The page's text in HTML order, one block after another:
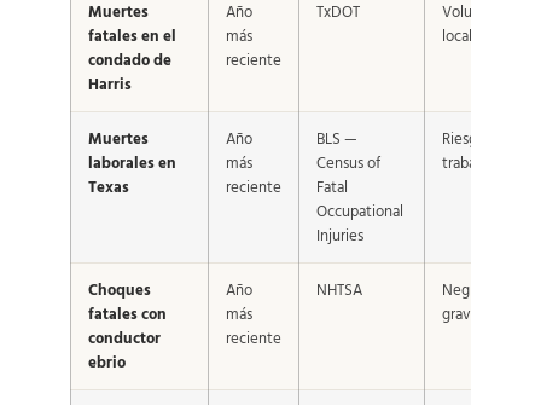
Muertes
fatales en el
condado de
Harris
Año
más
reciente
TxDOT
Volumen
local Houston
Muertes
laborales en
Texas
Año
más
reciente
BLS —
Census of
Fatal
Occupational
Injuries
Riesgo en
trabajo
Choques
fatales con
conductor
ebrio
Año
más
reciente
NHTSA
Negligencia
grave